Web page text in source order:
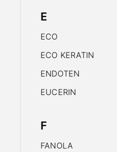
E
ECO
ECO KERATIN
ENDOTEN
EUCERIN
F
FANOLA